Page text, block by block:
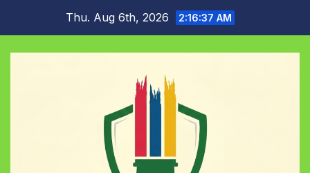
content
Thu. Aug 6th, 2026 2:16:38 AM